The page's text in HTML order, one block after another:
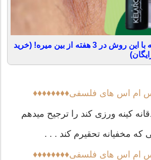
جای هر زخم و بخیه با این روش در 3 هفته از بین میره! (خرید
ام اس های فلسفی♦♦♦♦♦♦♦♦
کینه ورزی کند را ترجیح میدهم
که مخفیانه تحقیرم کند . . .
ام اس های فلسفی♦♦♦♦♦♦♦♦